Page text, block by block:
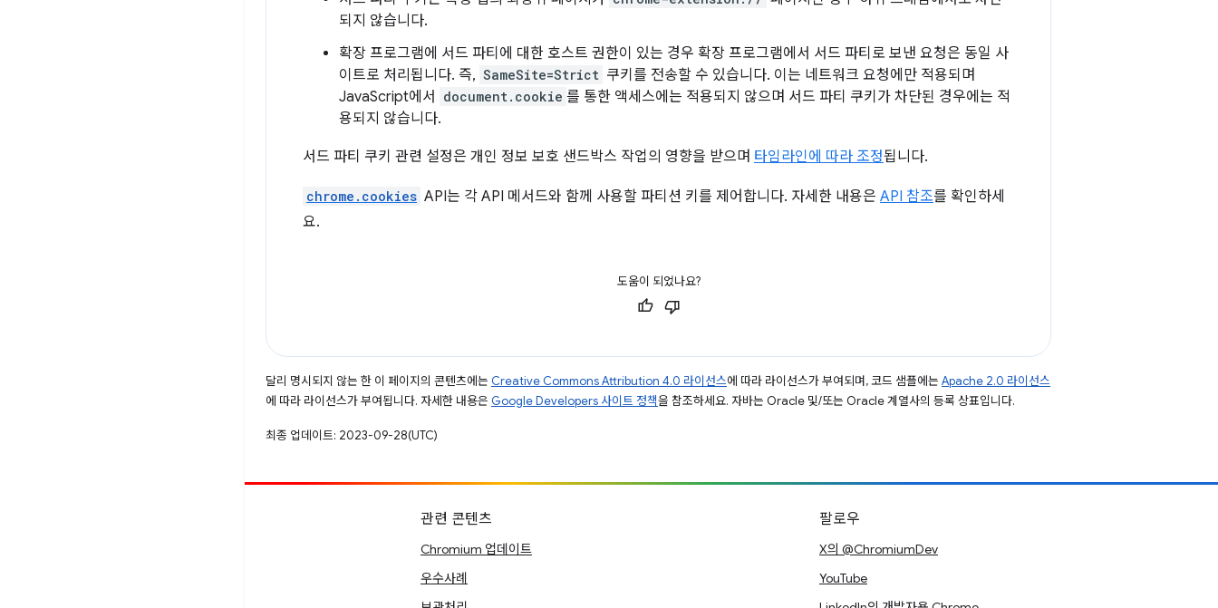
되지 않습니다.
확장 프로그램에 서드 파티에 대한 호스트 권한이 있는 경우 확장 프로그램에서 서드 파티로 보낸 요청은 동일 사
이트로 처리됩니다. 즉, SameSite=Strict 쿠키를 전송할 수 있습니다. 이는 네트워크 요청에만 적용되며
JavaScript에서
document.cookie 를 통한 액세스에는 적용되지 않으며 서드 파티 쿠키가 차단된 경우에는 적
용되지 않습니다.
서드 파티 쿠키 관련 설정은 개인 정보 보호 샌드박스 작업의 영향을 받으며 타임라인에 따라 조정됩니다.
chrome.cookies API는 각 API 메서드와 함께 사용할 파티션 키를 제어합니다. 자세한 내용은 API 참조를 확인하세
요.
도움이 되었나요?
달리 명시되지 않는 한 이 페이지의 콘텐츠에는 Creative Commons Attribution 4.0 라이선스에 따라 라이선스가 부여되며, 코드 샘플에는 Apache 2.0 라이선스
에 따라 라이선스가 부여됩니다. 자세한 내용은 Google Developers 사이트 정책을 참조하세요. 자바는 Oracle 및/또는 Oracle 계열사의 등록 상표입니다.
최종 업데이트: 2023-09-28(UTC)
관련 콘텐츠
Chromium 업데이트
우수사례
팔로우
X의 @ChromiumDev
YouTube